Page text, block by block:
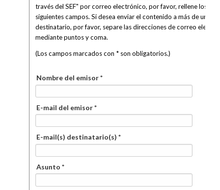
través del SEF" por correo electrónico, por favor, rellene los
siguientes campos. Si desea enviar el contenido a más de un
destinatario, por favor, separe las direcciones de correo
mediante puntos y coma.
(Los campos marcados con * son obligatorios.)
Nombre del emisor *
E-mail del emisor *
E-mail(s) destinatario(s) *
Asunto *